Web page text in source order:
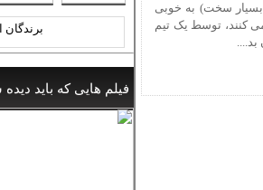
برندگان
فیلم هایی که باید دیده
سخت) به خوبی
توسط یک تیم